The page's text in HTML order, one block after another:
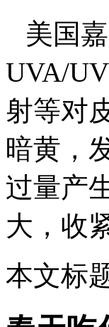
美国
UVA/
射等对
暗黄，
过量产
大，收
本文标